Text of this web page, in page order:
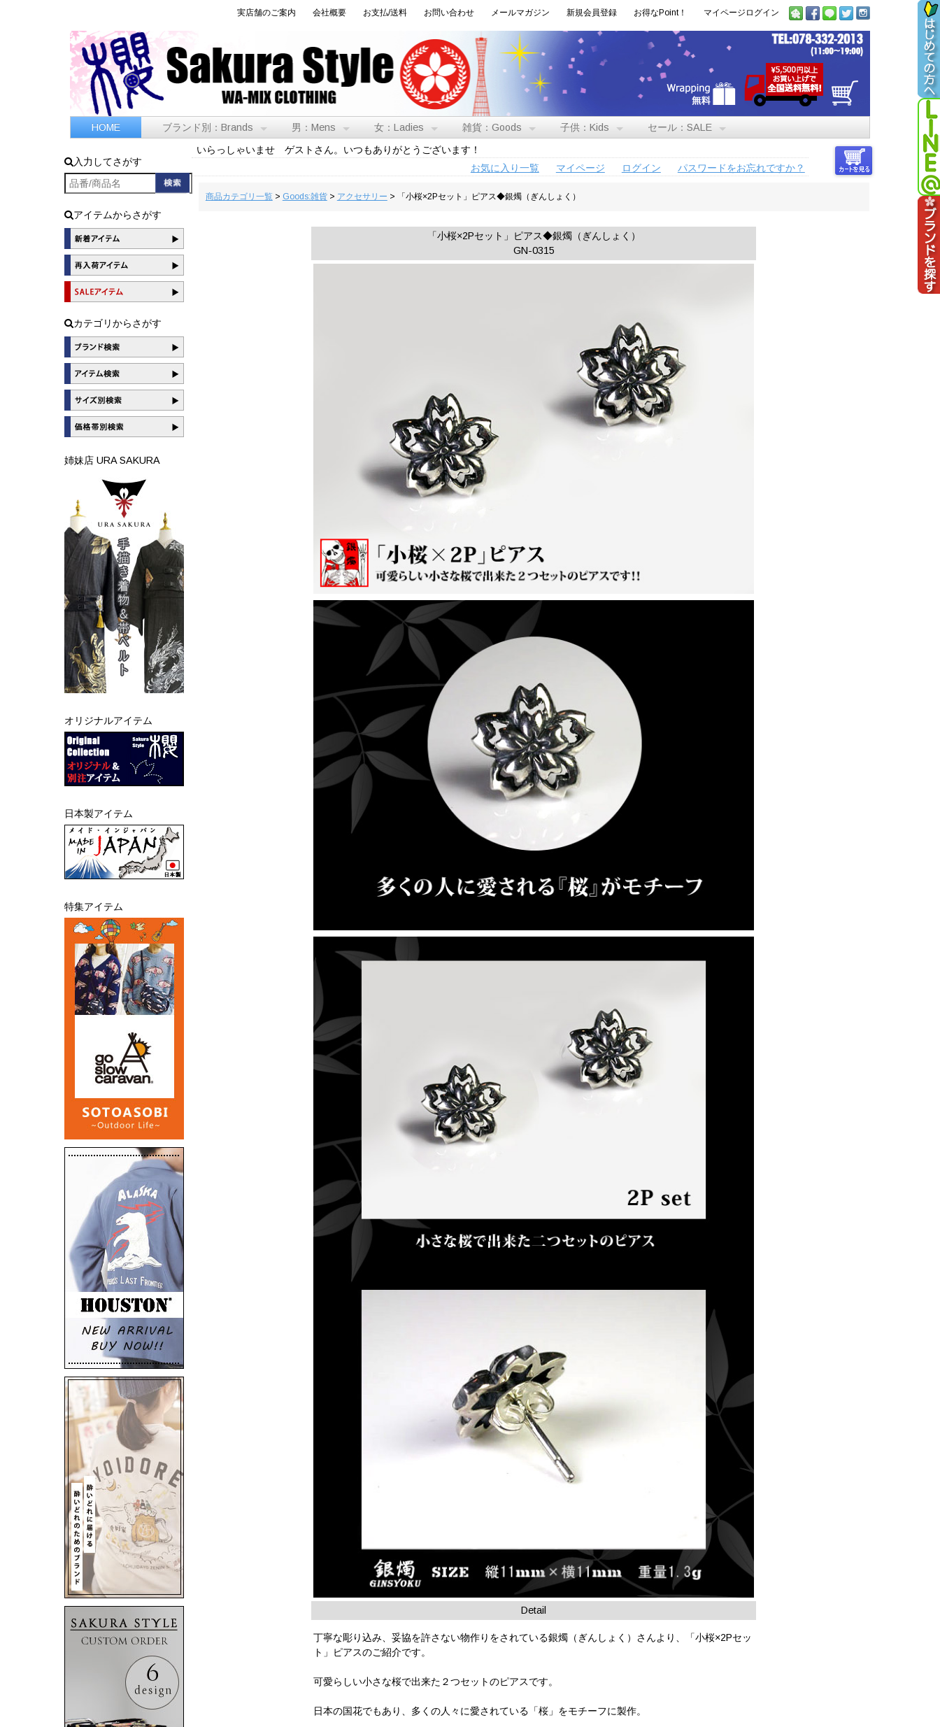
実店舗のご案内 会社概要 お支払/送料 お問い合わせ メールマガジン 新規会員登録 お得なPoint！ マイページログイン
HOME ブランド別：Brands 男：Mens 女：Ladies 雑貨：Goods 子供：Kids セール：SALE
入力してさがす
アイテムからさがす
カテゴリからさがす
姉妹店 URA SAKURA
オリジナルアイテム
日本製アイテム
特集アイテム
いらっしゃいませ ゲストさん。いつもありがとうございます！
お気に入り一覧
マイページ ログイン パスワードをお忘れですか？
商品カテゴリ一覧> Goods:雑貨> アクセサリー > 「小桜×2Pセット」ピアス◆銀燭（ぎんしょく）
「小桜×2Pセット」ピアス◆銀燭（ぎんしょく）
GN-0315
Detail
丁寧な彫り込み、妥協を許さない物作りをされている銀燭（ぎんしょく）さんより、「小桜×2Pセッ
ト」ピアスのご紹介です。
可愛らしい小さな桜で出来た２つセットのピアスです。
日本の国花でもあり、多くの人々に愛されている「桜」をモチーフに製作。